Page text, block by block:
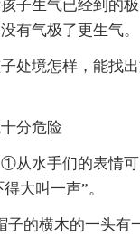
生气已经到的极
有气极了更生气。
境怎样，能找出
分危险
手们的表情可
大叫一声”。
横木的一头有